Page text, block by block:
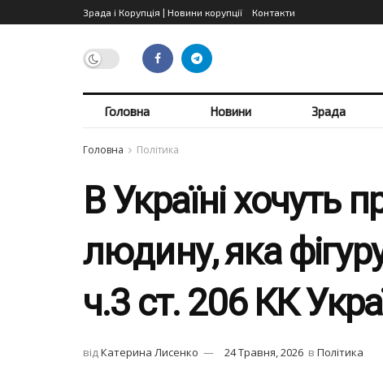
Зрада і Корупція | Новини корупції Контакти
Головна Новини Зрада
Головна Політика
В Україні хочуть
людину, яка
ч.3 ст. 206 КК
відКатерина Лисенко 24 Травня, 2026 в Політика